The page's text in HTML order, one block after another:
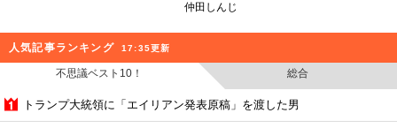
仲田しんじ
人気記事ランキング 17:35更新
不思議ベスト10！ 総合
トランプ大統領に「エイリアン発表原稿」を渡した男